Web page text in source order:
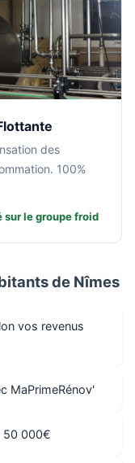
des
100%
le groupe froid
de Nîmes
vos revenus
MaPrimeRénov'
50 000€